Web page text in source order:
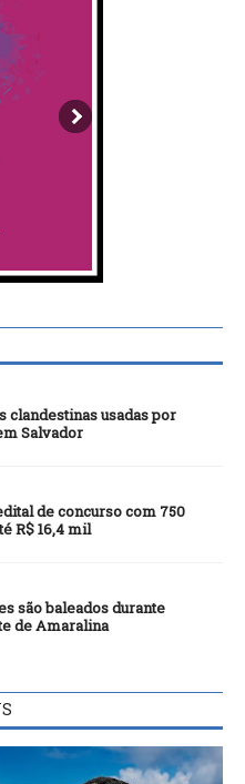
clandestinas usadas por
Salvador
de concurso com 750
R$ 16,4 mil
são baleados durante
de Amaralina